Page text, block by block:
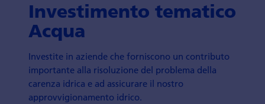
Investimento tematico
Acqua
Investite in aziende che forniscono un contributo
importante alla risoluzione del problema della
carenza idrica e ad assicurare il nostro
approvvigionamento idrico.